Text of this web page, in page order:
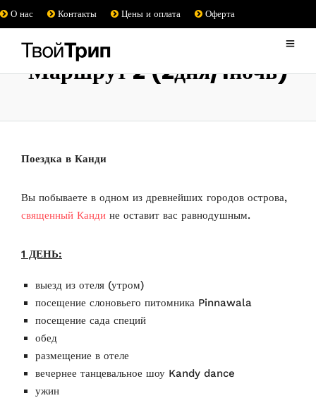
О нас Контакты Цены и оплата Оферта
Маршрут 2 (2дня/1ночь)
Поездка в Канди
Вы побываете в одном из древнейших городов острова,
священный Канди не оставит вас равнодушным.
1 ДЕНЬ:
выезд из отеля (утром)
посещение слоновьего питомника Pinnawala
посещение сада специй
обед
размещение в отеле
вечернее танцевальное шоу Kandy dance
ужин